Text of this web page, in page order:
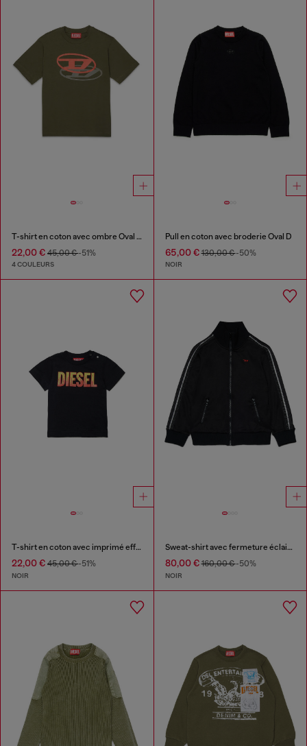
T-shirt en coton avec ombre Oval D
22,00 € 45,00 €-51%
4 COULEURS
Pull en coton avec broderie Oval D
65,00 €130,00 €-50%
NOIR
T-shirt en coton avec imprimé effet feu
22,00 € 45,00 €-51%
NOIR
Sweat-shirt avec fermeture éclair et détail logo
80,00 €160,00 €-50%
NOIR